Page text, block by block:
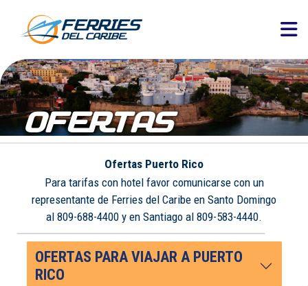
OFERTAS
Ofertas Puerto Rico
Para tarifas con hotel favor comunicarse con un
representante de Ferries del Caribe en Santo Domingo
al 809-688-4400 y en Santiago al 809-583-4440.
OFERTAS PARA VIAJAR A PUERTO
RICO